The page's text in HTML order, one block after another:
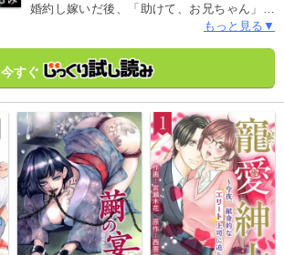
婚約し嫁いだ後、「助けて、お兄ちゃん」と
電話で残したきり連絡が取れなくなったとい
の「紅霞村」も不自然な点ばかりで――!? あ
やかし探偵が因習村の謎に挑む、戦慄の和風
もっと見る▼
今すぐ